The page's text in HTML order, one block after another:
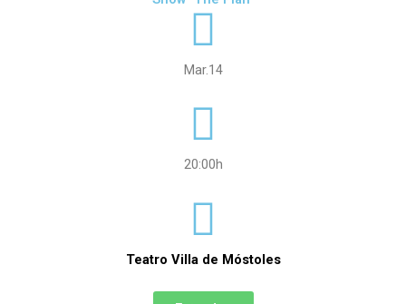
Mar.14
20:00h
Teatro Villa de Móstoles